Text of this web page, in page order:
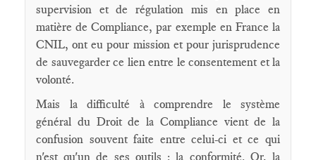
supervision et de régulation mis en place en
matière de Compliance, par exemple en France la
CNIL, ont eu pour mission et pour jurisprudence
de sauvegarder ce lien entre le consentement et la
volonté.
Mais la difficulté à comprendre le système
général du Droit de la Compliance vient de la
confusion souvent faite entre celui-ci et ce qui
n'est qu'un de ses outils : la conformité. Or, la